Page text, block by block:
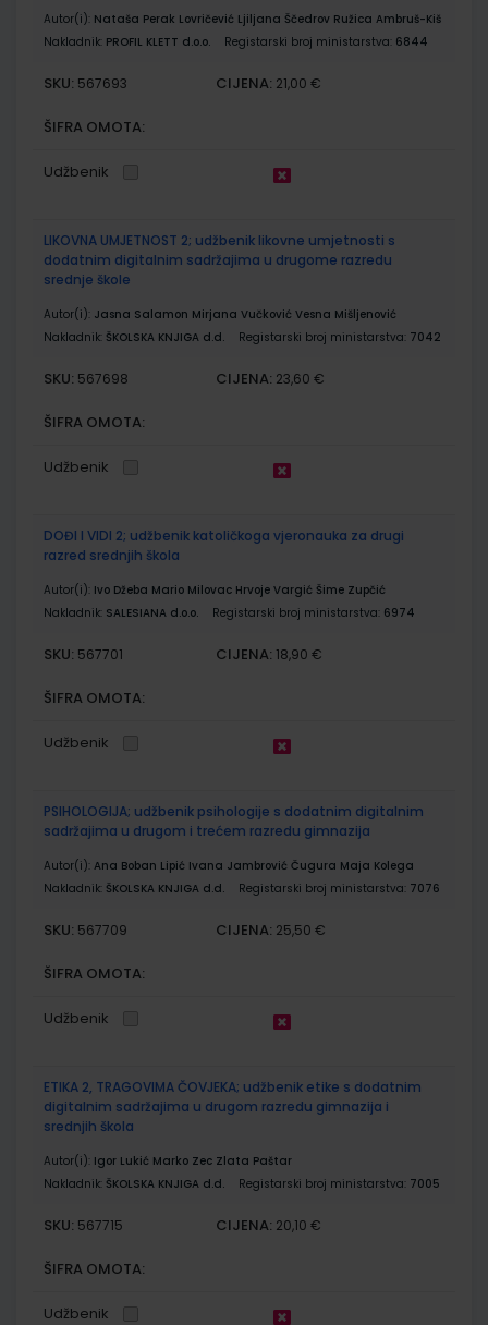
Autor(i): Nataša Perak Lovričević Ljiljana Ščedrov Ružica Ambruš-Kiš
Nakladnik: PROFIL KLETT d.o.o. Registarski broj ministarstva: 6844
SKU: 567693 CIJENA: 21,00 €
ŠIFRA OMOTA:
Udžbenik
LIKOVNA UMJETNOST 2; udžbenik likovne umjetnosti s
dodatnim digitalnim sadržajima u drugome razredu
srednje škole
Autor(i): Jasna Salamon Mirjana Vučković Vesna Mišljenović
Nakladnik: ŠKOLSKA KNJIGA d.d. Registarski broj ministarstva: 7042
SKU: 567698 CIJENA: 23,60 €
ŠIFRA OMOTA:
Udžbenik
DOĐI I VIDI 2; udžbenik katoličkoga vjeronauka za drugi
razred srednjih škola
Autor(i): Ivo Džeba Mario Milovac Hrvoje Vargić Šime Zupčić
Nakladnik: SALESIANA d.o.o. Registarski broj ministarstva: 6974
SKU: 567701 CIJENA: 18,90 €
ŠIFRA OMOTA:
Udžbenik
PSIHOLOGIJA; udžbenik psihologije s dodatnim digitalnim
sadržajima u drugom i trećem razredu gimnazija
Autor(i): Ana Boban Lipić Ivana Jambrović Čugura Maja Kolega
Nakladnik: ŠKOLSKA KNJIGA d.d. Registarski broj ministarstva: 7076
SKU: 567709 CIJENA: 25,50 €
ŠIFRA OMOTA:
Udžbenik
ETIKA 2, TRAGOVIMA ČOVJEKA; udžbenik etike s dodatnim
digitalnim sadržajima u drugom razredu gimnazija i
srednjih škola
Autor(i): Igor Lukić Marko Zec Zlata Paštar
Nakladnik: ŠKOLSKA KNJIGA d.d. Registarski broj ministarstva: 7005
SKU: 567715 CIJENA: 20,10 €
ŠIFRA OMOTA:
Udžbenik